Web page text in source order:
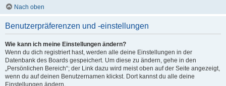
Nach oben
Benutzerpräferenzen und -einstellungen
Wie kann ich meine Einstellungen ändern?
Wenn du dich registriert hast, werden alle deine Einstellungen in der
Datenbank des Boards gespeichert. Um diese zu ändern, gehe in den
„Persönlichen Bereich“; der Link dazu wird meist oben auf der Seite angezeigt,
wenn du auf deinen Benutzernamen klickst. Dort kannst du alle deine
Einstellungen ändern.